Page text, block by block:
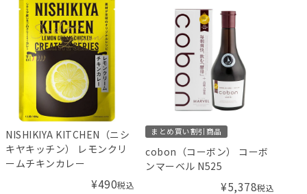
NISHIKIYA KITCHEN（ニシ
キヤキッチン） レモンクリ
ームチキンカレー
¥490税込
まとめ買い割引商品
cobon（コーボン） コーボ
ンマーベル N525
¥5,378税込